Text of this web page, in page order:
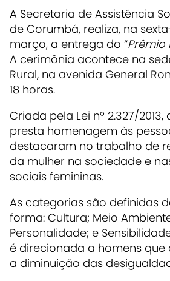
A Secretaria de Assistência
de Corumbá, realiza, na
março, a entrega do “Prêmio
A cerimônia acontece na
Rural, na avenida General
18 horas.
Criada pela Lei nº 2.327/
presta homenagem às
destacaram no trabalho de
da mulher na sociedade e
sociais femininas.
As categorias são definidas
forma: Cultura; Meio
Personalidade; e
é direcionada a homens
a diminuição das